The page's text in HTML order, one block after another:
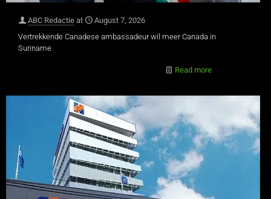
ABC Redactie at
August 7, 2026
Vertrekkende Canadese ambassadeur wil meer Canada in
Suriname
Read more